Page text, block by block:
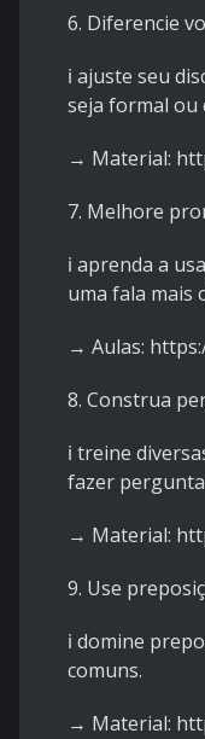
6. Diferencie
ℹ️ ajuste seu
seja formal ou
→ Material:
7. Melhore
ℹ️ aprenda a
uma fala mais
→ Aulas:
8. Construa
ℹ️ treine
fazer
→ Material:
9. Use
ℹ️ domine
comuns.
→ Material: